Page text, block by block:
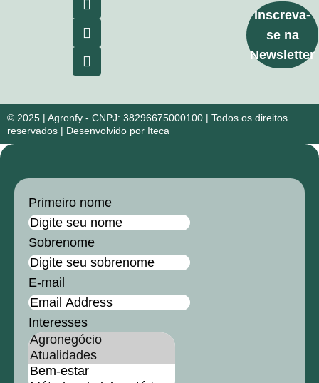
Inscreva-
se na
Newsletter
© 2025 | Agronfy - CNPJ: 38296675000100 | Todos os direitos
reservados | Desenvolvido por Iteca
Primeiro nome
Sobrenome
E-mail
Interesses